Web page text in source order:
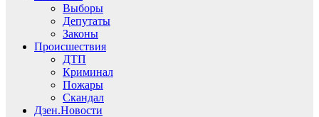
Выборы
Депутаты
Законы
Происшествия
ДТП
Криминал
Пожары
Скандал
Дзен.Новости